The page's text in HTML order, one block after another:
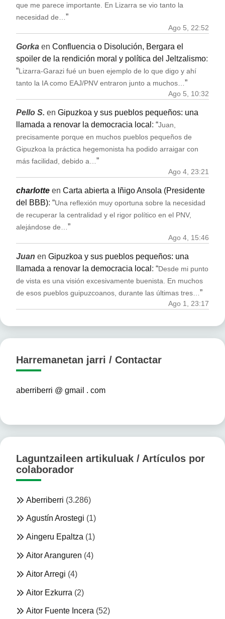
que me parece importante. En Lizarra se vio tanto la
necesidad de…”
Ago 5, 22:52
Gorka en Confluencia o Disolución, Bergara el
spoiler de la rendición moral y política del Jeltzalismo:
“Lizarra-Garazi fué un buen ejemplo de lo que digo y ahí
tanto la IA como EAJ/PNV entraron junto a muchos…”
Ago 5, 10:32
Pello S. en Gipuzkoa y sus pueblos pequeños: una
llamada a renovar la democracia local : “Juan,
precisamente porque en muchos pueblos pequeños de
Gipuzkoa la práctica hegemonista ha podido arraigar con
más facilidad, debido a… ”
Ago 4, 23:21
charlotte en Carta abierta a Iñigo Ansola (Presidente
del BBB): “Una reflexión muy oportuna sobre la necesidad
de recuperar la centralidad y el rigor político en el PNV,
alejándose de… ”
Ago 4, 15:46
Juan en Gipuzkoa y sus pueblos pequeños: una
llamada a renovar la democracia local : “Desde mi punto
de vista es una visión excesivamente buenista. En muchos
de esos pueblos guipuzcoanos, durante las últimas tres… ”
Ago 1, 23:17
Harremanetan jarri / Contactar
aberriberri @ gmail . com
Laguntzaileen artikuluak / Artículos por
colaborador
Aberriberri (3.286)
Agustín Arostegi (1)
Aingeru Epaltza (1)
Aitor Aranguren (4)
Aitor Arregi (4)
Aitor Ezkurra (2)
Aitor Fuente Incera (52)